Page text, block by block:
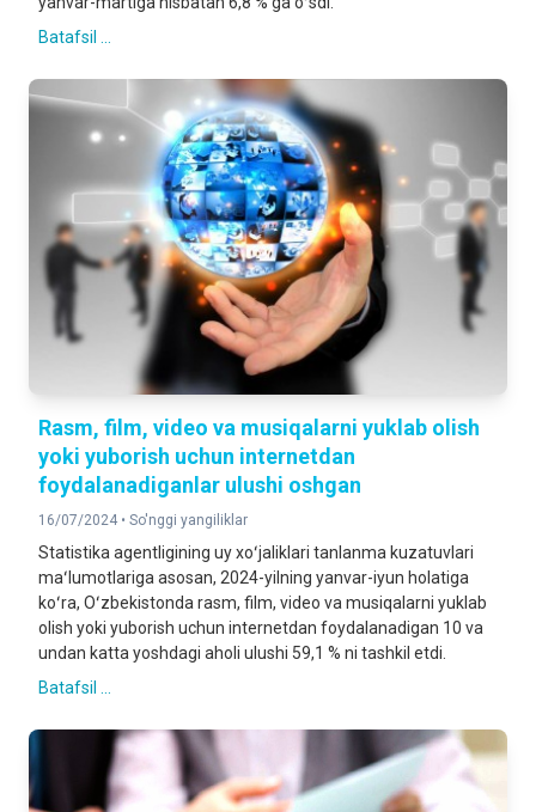
Batafsil ...
Rasm, film, video va musiqalarni yuklab olish
yoki yuborish uchun internetdan
foydalanadiganlar ulushi oshgan
16/07/2024 • So'nggi yangiliklar
Statistika agentligining uy xoʻjaliklari tanlanma kuzatuvlari
maʻlumotlariga asosan, 2024-yilning yanvar-iyun holatiga
koʻra, Oʻzbekistonda rasm, film, video va musiqalarni yuklab
olish yoki yuborish uchun internetdan foydalanadigan 10 va
undan katta yoshdagi aholi ulushi 59,1 % ni tashkil etdi.
Batafsil ...